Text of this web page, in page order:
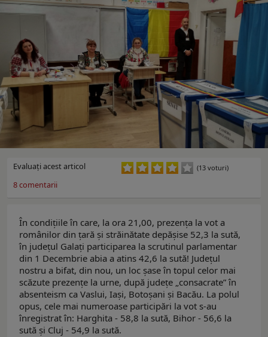
Evaluaţi acest articol (13 voturi)
8comentarii
În condițiile în care, la ora 21,00, prezența la vot a
românilor din țară și străinătate depășise 52,3 la sută,
în județul Galați participarea la scrutinul parlamentar
din 1 Decembrie abia a atins 42,6 la sută! Județul
nostru a bifat, din nou, un loc șase în topul celor mai
scăzute prezențe la urne, după județe „consacrate” în
absenteism ca Vaslui, Iași, Botoșani și Bacău. La polul
opus, cele mai numeroase participări la vot s-au
înregistrat în: Harghita - 58,8 la sută, Bihor - 56,6 la
sută și Cluj - 54,9 la sută.